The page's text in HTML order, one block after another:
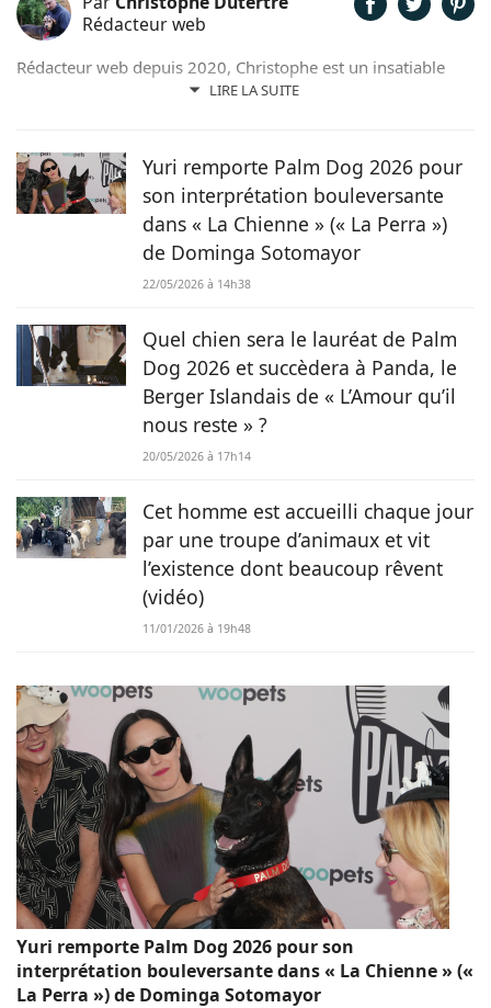
Rédacteur web
LIRE LA SUITE
Rédacteur web depuis 2020, Christophe est un insatiable
curieux. Passionné de jardinage, de cinéma, de sciences, de
cause animale, il n’hésite pas à jouer les familles d’accueil
pour des boules de poils dans le besoin.
Yuri remporte Palm Dog 2026 pour
son interprétation bouleversante
dans « La Chienne » (« La Perra »)
de Dominga Sotomayor
22/05/2026 à 14h38
Quel chien sera le lauréat de Palm
Dog 2026 et succèdera à Panda, le
Berger Islandais de « L’Amour qu’il
nous reste » ?
20/05/2026 à 17h14
Cet homme est accueilli chaque jour
par une troupe d’animaux et vit
l’existence dont beaucoup rêvent
(vidéo)
11/01/2026 à 19h48
Yuri remporte Palm Dog 2026 pour son
interprétation bouleversante dans « La Chienne » («
La Perra ») de Dominga Sotomayor